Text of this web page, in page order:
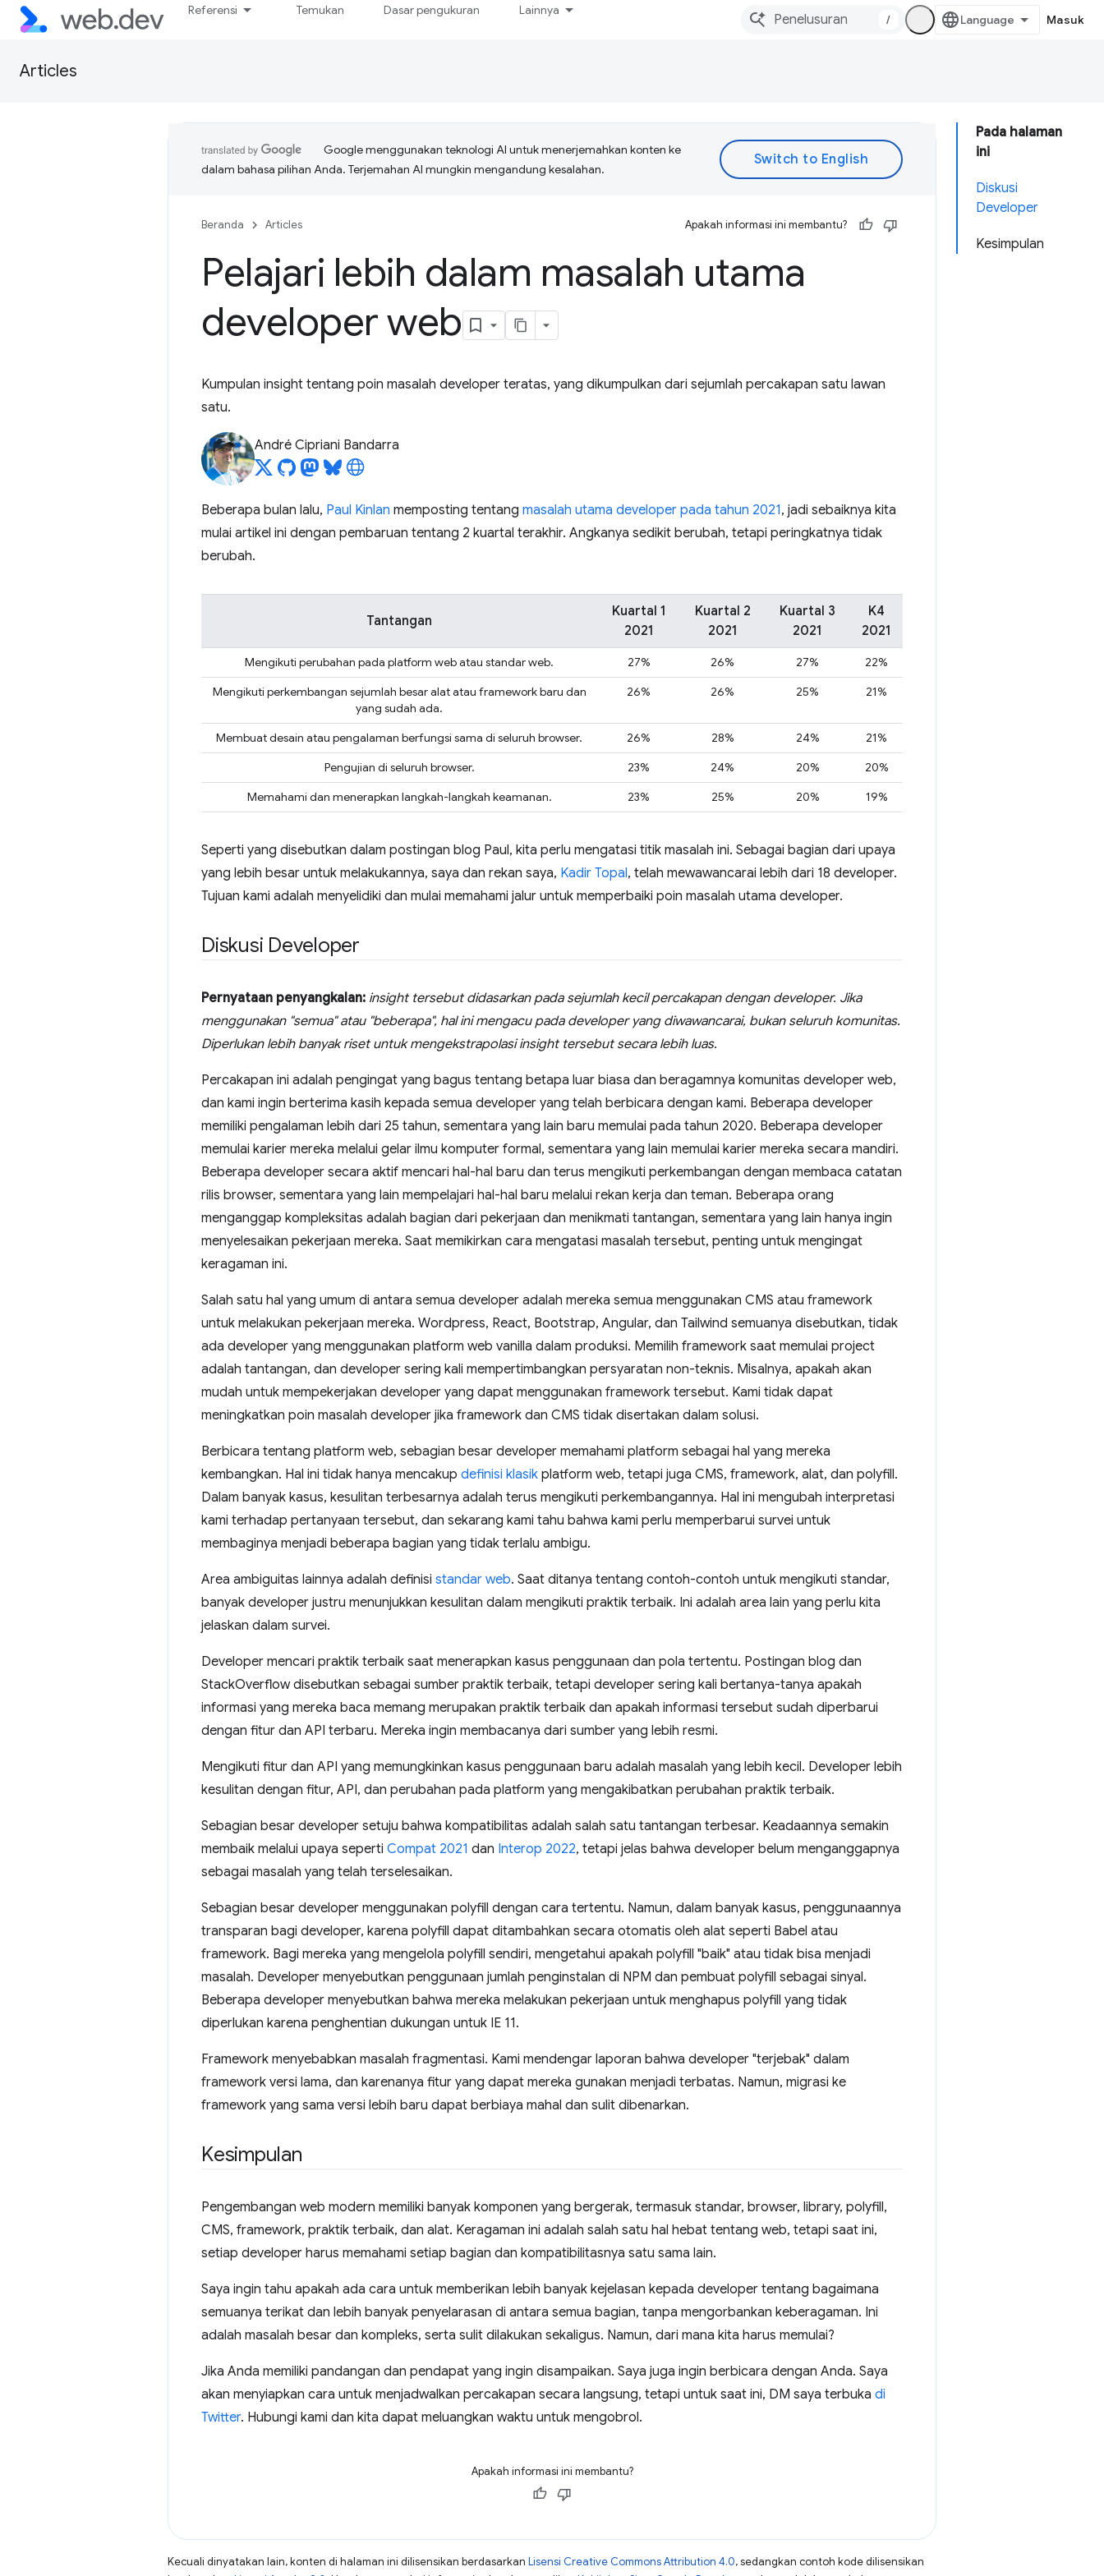
Referensi Temukan Dasar pengukuran Lainnya
/ Masuk
Articles
Pada halaman
ini
Diskusi
Developer
Kesimpulan
Google menggunakan teknologi AI untuk menerjemahkan konten ke
dalam bahasa pilihan Anda. Terjemahan AI mungkin mengandung kesalahan.
Beranda Articles Apakah informasi ini membantu?
Pelajari lebih dalam masalah utama
developer web
Kumpulan insight tentang poin masalah developer teratas, yang dikumpulkan dari sejumlah percakapan satu lawan
satu.
André Cipriani Bandarra
Beberapa bulan lalu, Paul Kinlan memposting tentang masalah utama developer pada tahun 2021, jadi sebaiknya kita
mulai artikel ini dengan pembaruan tentang 2 kuartal terakhir. Angkanya sedikit berubah, tetapi peringkatnya tidak
berubah.
Tantangan
Kuartal 1
2021
Kuartal 2
2021
Kuartal 3
2021
K4
2021
Mengikuti perubahan pada platform web atau standar web. 27% 26% 27%
22%
Mengikuti perkembangan sejumlah besar alat atau framework baru dan
yang sudah ada.
26% 26% 25% 21%
Membuat desain atau pengalaman berfungsi sama di seluruh browser. 26% 28% 24%
21%
Pengujian di seluruh browser.
23% 24% 20%
20%
Memahami dan menerapkan langkah-langkah keamanan.
23% 25% 20% 19%
Seperti yang disebutkan dalam postingan blog Paul, kita perlu mengatasi titik masalah ini. Sebagai bagian dari upaya
yang lebih besar untuk melakukannya, saya dan rekan saya, Kadir Topal, telah mewawancarai lebih dari 18 developer.
Tujuan kami adalah menyelidiki dan mulai memahami jalur untuk memperbaiki poin masalah utama developer.
Diskusi Developer
Pernyataan penyangkalan: insight tersebut didasarkan pada sejumlah kecil percakapan dengan developer. Jika
menggunakan "semua" atau "beberapa", hal ini mengacu pada developer yang diwawancarai, bukan seluruh komunitas.
Diperlukan lebih banyak riset untuk mengekstrapolasi insight tersebut secara lebih luas.
Percakapan ini adalah pengingat yang bagus tentang betapa luar biasa dan beragamnya komunitas developer web,
dan kami ingin berterima kasih kepada semua developer yang telah berbicara dengan kami. Beberapa developer
memiliki pengalaman lebih dari 25 tahun, sementara yang lain baru memulai pada tahun 2020. Beberapa developer
memulai karier mereka melalui gelar ilmu komputer formal, sementara yang lain memulai karier mereka secara mandiri.
Beberapa developer secara aktif mencari hal-hal baru dan terus mengikuti perkembangan dengan membaca catatan
rilis browser, sementara yang lain mempelajari hal-hal baru melalui rekan kerja dan teman. Beberapa orang
menganggap kompleksitas adalah bagian dari pekerjaan dan menikmati tantangan, sementara yang lain hanya ingin
menyelesaikan pekerjaan mereka. Saat memikirkan cara mengatasi masalah tersebut, penting untuk mengingat
keragaman ini.
Salah satu hal yang umum di antara semua developer adalah mereka semua menggunakan CMS atau framework
untuk melakukan pekerjaan mereka. Wordpress, React, Bootstrap, Angular, dan Tailwind semuanya disebutkan, tidak
ada developer yang menggunakan platform web vanilla dalam produksi. Memilih framework saat memulai project
adalah tantangan, dan developer sering kali mempertimbangkan persyaratan non-teknis. Misalnya, apakah akan
mudah untuk mempekerjakan developer yang dapat menggunakan framework tersebut. Kami tidak dapat
meningkatkan poin masalah developer jika framework dan CMS tidak disertakan dalam solusi.
Berbicara tentang platform web, sebagian besar developer memahami platform sebagai hal yang mereka
kembangkan. Hal ini tidak hanya mencakup definisi klasik platform web, tetapi juga CMS, framework, alat, dan polyfill.
Dalam banyak kasus, kesulitan terbesarnya adalah terus mengikuti perkembangannya. Hal ini mengubah interpretasi
kami terhadap pertanyaan tersebut, dan sekarang kami tahu bahwa kami perlu memperbarui survei untuk
membaginya menjadi beberapa bagian yang tidak terlalu ambigu.
Area ambiguitas lainnya adalah definisi standar web. Saat ditanya tentang contoh-contoh untuk mengikuti standar,
banyak developer justru menunjukkan kesulitan dalam mengikuti praktik terbaik. Ini adalah area lain yang perlu kita
jelaskan dalam survei.
Developer mencari praktik terbaik saat menerapkan kasus penggunaan dan pola tertentu. Postingan blog dan
StackOverflow disebutkan sebagai sumber praktik terbaik, tetapi developer sering kali bertanya-tanya apakah
informasi yang mereka baca memang merupakan praktik terbaik dan apakah informasi tersebut sudah diperbarui
dengan fitur dan API terbaru. Mereka ingin membacanya dari sumber yang lebih resmi.
Mengikuti fitur dan API yang memungkinkan kasus penggunaan baru adalah masalah yang lebih kecil. Developer lebih
kesulitan dengan fitur, API, dan perubahan pada platform yang mengakibatkan perubahan praktik terbaik.
Sebagian besar developer setuju bahwa kompatibilitas adalah salah satu tantangan terbesar. Keadaannya semakin
membaik melalui upaya seperti Compat 2021 dan Interop 2022, tetapi jelas bahwa developer belum menganggapnya
sebagai masalah yang telah terselesaikan.
Sebagian besar developer menggunakan polyfill dengan cara tertentu. Namun, dalam banyak kasus, penggunaannya
transparan bagi developer, karena polyfill dapat ditambahkan secara otomatis oleh alat seperti Babel atau
framework. Bagi mereka yang mengelola polyfill sendiri, mengetahui apakah polyfill "baik" atau tidak bisa menjadi
masalah. Developer menyebutkan penggunaan jumlah penginstalan di NPM dan pembuat polyfill sebagai sinyal.
Beberapa developer menyebutkan bahwa mereka melakukan pekerjaan untuk menghapus polyfill yang tidak
diperlukan karena penghentian dukungan untuk IE 11.
Framework menyebabkan masalah fragmentasi. Kami mendengar laporan bahwa developer "terjebak" dalam
framework versi lama, dan karenanya fitur yang dapat mereka gunakan menjadi terbatas. Namun, migrasi ke
framework yang sama versi lebih baru dapat berbiaya mahal dan sulit dibenarkan.
Kesimpulan
Pengembangan web modern memiliki banyak komponen yang bergerak, termasuk standar, browser, library, polyfill,
CMS, framework, praktik terbaik, dan alat. Keragaman ini adalah salah satu hal hebat tentang web, tetapi saat ini,
setiap developer harus memahami setiap bagian dan kompatibilitasnya satu sama lain.
Saya ingin tahu apakah ada cara untuk memberikan lebih banyak kejelasan kepada developer tentang bagaimana
semuanya terikat dan lebih banyak penyelarasan di antara semua bagian, tanpa mengorbankan keberagaman. Ini
adalah masalah besar dan kompleks, serta sulit dilakukan sekaligus. Namun, dari mana kita harus memulai?
Jika Anda memiliki pandangan dan pendapat yang ingin disampaikan. Saya juga ingin berbicara dengan Anda. Saya
akan menyiapkan cara untuk menjadwalkan percakapan secara langsung, tetapi untuk saat ini, DM saya terbuka di
Twitter. Hubungi kami dan kita dapat meluangkan waktu untuk mengobrol.
Apakah informasi ini membantu?
Kecuali dinyatakan lain, konten di halaman ini dilisensikan berdasarkan Lisensi Creative Commons Attribution 4.0, sedangkan contoh kode dilisensikan